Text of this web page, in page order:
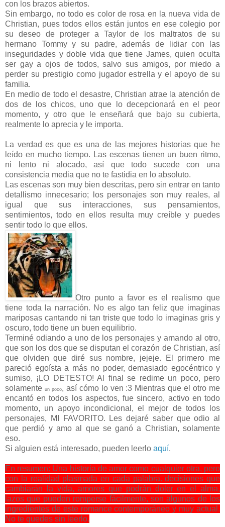
con los brazos abiertos.
Sin embargo, no todo es color de rosa en la nueva vida de
Christian, pues todos ellos están juntos en ese colegio por
su deseo de proteger a Taylor de los maltratos de su
hermano Tommy y su padre, además de lidiar con las
inseguridades y doble vida que tiene James, quien oculta
ser gay a ojos de todos, salvo sus amigos, por miedo a
perder su prestigio como jugador estrella y el apoyo de su
familia.
En medio de todo el desastre, Christian atrae la atención de
dos de los chicos, uno que lo decepcionará en el peor
momento, y otro que le enseñará que bajo su cubierta,
realmente lo aprecia y le importa.
La verdad es que es una de las mejores historias que he
leído en mucho tiempo. Las escenas tienen un buen ritmo,
ni lento ni alocado, así que todo sucede con una
consistencia media que no te fastidia en lo absoluto.
Las escenas son muy bien descritas, pero sin entrar en tanto
detallismo innecesario; los personajes son muy reales, al
igual que sus interacciones, sus pensamientos,
sentimientos, todo en ellos resulta muy creíble y puedes
sentir todo lo que ellos.
Otro punto a favor es el realismo que
tiene toda la narración. No es algo tan feliz que imaginas
mariposas cantando ni tan triste que todo lo imaginas gris y
oscuro, todo tiene un buen equilibrio.
Terminé odiando a uno de los personajes y amando al otro,
que son los dos que se disputan el corazón de Christian, así
que olviden que diré sus nombre, jejeje. El primero me
pareció egoísta a más no poder, demasiado egocéntrico y
sumiso, ¡LO DETESTO! Al final se redime un poco, pero
solamente un poco, así cómo lo ven :3 Mientras que el otro me
encantó en todos los aspectos, fue sincero, activo en todo
momento, un apoyo incondicional, el mejor de todos los
personajes, MI FAVORITO. Les dejaré saber que odio al
que perdió y amo al que se ganó a Christian, solamente
eso.
Si alguien está interesado, pueden leerlo aquí.
En resumen: Una historia de amor como cualquier otra, pero
con la realidad plasmada en cada palabra. decisiones que
cambiarán la vida, amores que podrán doler en el alma,
lazos que pueden romperse fácilmente, son algunos de los
ingredientes de este romance contemporáneo y muy actual.
No te quedes sin leerlo.